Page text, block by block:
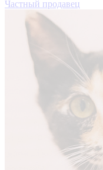
Частный продавец